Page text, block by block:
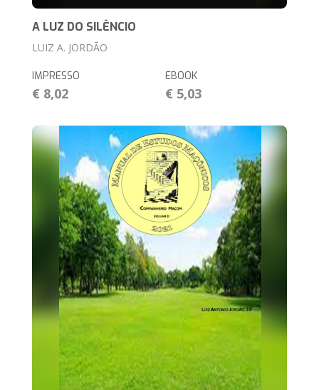
A LUZ DO SILÊNCIO
LUIZ A. JORDÃO
IMPRESSO
€ 8,02
EBOOK
€ 5,03